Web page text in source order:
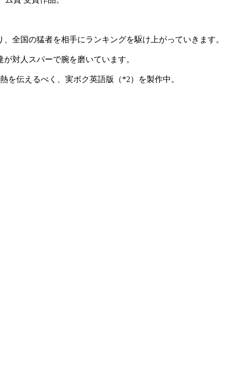
全国の猛者を相手にランキングを駆け上がっていきます。
対人スパーで腕を磨いています。
を伝えるべく、実ボク英語版（*2）を製作中。